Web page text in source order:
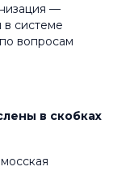
—
системе
вопросам
в скобках